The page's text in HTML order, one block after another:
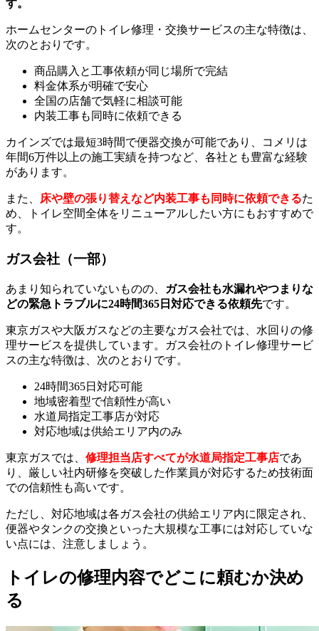
す。
ホームセンターのトイレ修理・交換サービスの主な特徴は、
次のとおりです。
商品購入と工事依頼が同じ場所で完結
料金体系が明確で安心
全国の店舗で気軽に相談可能
内装工事も同時に依頼できる
カインズでは最短3時間で便器交換が可能であり、コメリは
年間6万件以上の施工実績を持つなど、各社とも豊富な経験
があります。
また、 床や壁の張り替えなど内装工事も同時に依頼できるた
め、トイレ空間全体をリニューアルしたい方にもおすすめで
す。
ガス会社（一部）
あまり知られていないものの、
ガス会社も水漏れやつまりな
どの緊急トラブルに24時間365日対応できる依頼先です。
東京ガスや大阪ガスなどの主要なガス会社では、水回りの修
理サービスを提供しています。ガス会社のトイレ修理サービ
スの主な特徴は、次のとおりです。
24時間365日対応可能
地域密着型で信頼性が高い
水道局指定工事店が対応
対応地域は供給エリア内のみ
東京ガスでは、 修理担当店すべてが水道局指定工事店であ
り、厳しい社内研修を突破した作業員が対応するため技術面
での信頼性も高いです。
ただし、対応地域は各ガス会社の供給エリア内に限定され、
便器やタンクの交換といった大規模な工事には対応していな
い点には、注意しましょう。
トイレの修理内容でどこに頼むか決め
る